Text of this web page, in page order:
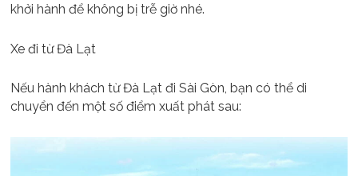
khởi hành để không bị trễ giờ nhé.
Xe đi từ Đà Lạt
Nếu hành khách từ Đà Lạt đi Sài Gòn, bạn có thể di
chuyển đến một số điểm xuất phát sau: